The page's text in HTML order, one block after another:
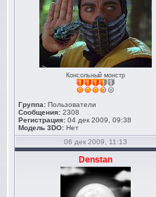
Консольный монстр
Группа: Пользователи
Сообщения: 2308
Регистрация: 04 дек 2009, 09:38
Модель 3DO: Нет
06 дек 2009, 11:13
Denstan